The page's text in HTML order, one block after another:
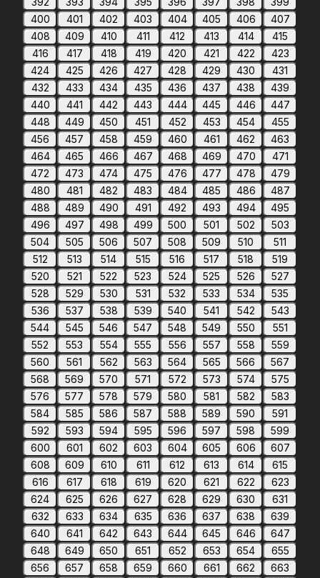
400
401 402 403 404 405 406
407
408
409 410 411 412 413 414
415
416
417 418 419 420 421 422
423
424
425 426 427 428 429 430
431
432
433 434 435 436 437 438
439
440
441 442 443 444 445 446
447
448
449 450 451 452 453 454
455
456
457 458 459 460 461 462
463
464
465 466 467 468 469 470
471
472
473 474 475 476 477 478
479
480
481 482 483 484 485 486
487
488
489 490 491 492 493 494
495
496
497 498 499 500 501 502
503
504
505 506 507 508 509 510
511
512
513 514 515 516 517 518
519
520
521 522 523 524 525 526
527
528
529 530 531 532 533 534
535
536
537 538 539 540 541 542
543
544
545 546 547 548 549 550
551
552
553 554 555 556 557 558
559
560
561 562 563 564 565 566
567
568
569 570 571 572 573 574
575
576
577 578 579 580 581 582
583
584
585 586 587 588 589 590
591
592
593 594 595 596 597 598
599
600
601 602 603 604 605 606
607
608
609 610 611 612 613 614
615
616
617 618 619 620 621 622
623
624
625 626 627 628 629 630
631
632
633 634 635 636 637 638
639
640
641 642 643 644 645 646
647
648
649 650 651 652 653 654
655
656
657 658 659 660 661 662
663